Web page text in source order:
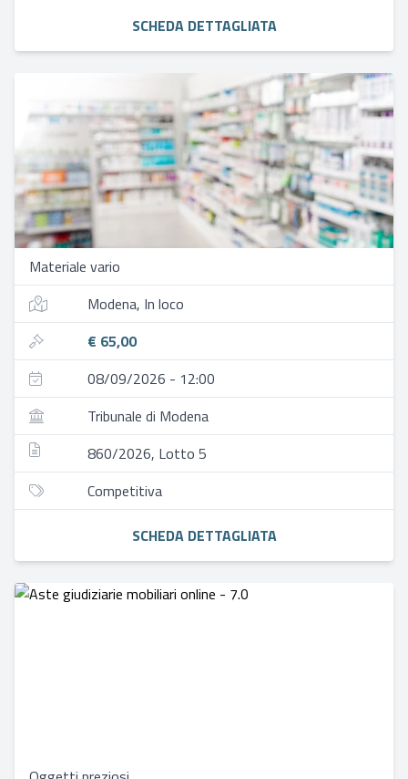
SCHEDA DETTAGLIATA
Materiale vario
Modena, In loco
€ 65,00
08/09/2026 - 12:00
Tribunale di Modena
860/2026, Lotto 5
Competitiva
SCHEDA DETTAGLIATA